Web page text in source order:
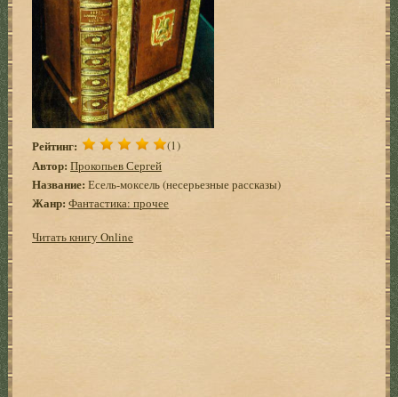
Рейтинг: (1)
Автор: Прокопьев Сергей
Название: Есель-моксель (несерьезные рассказы)
Жанр: Фантастика: прочее
Читать книгу Online